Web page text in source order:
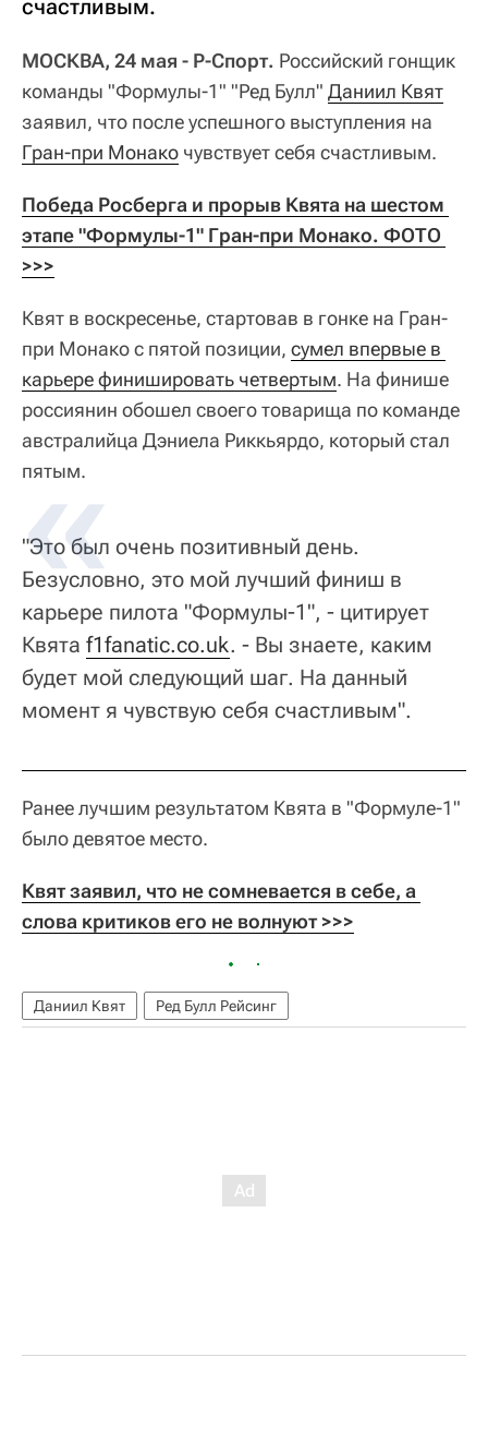
счастливым.
МОСКВА, 24 мая - Р-Спорт. Российский гонщик
команды "Формулы-1" "Ред Булл" Даниил Квят
заявил, что после успешного выступления на
Гран-при Монако чувствует себя счастливым.
Победа Росберга и прорыв Квята на шестом
этапе "Формулы-1" Гран-при Монако. ФОТО
>>>
Квят в воскресенье, стартовав в гонке на Гран-
при Монако с пятой позиции, сумел впервые в
карьере финишировать четвертым. На финише
россиянин обошел своего товарища по команде
австралийца Дэниела Риккьярдо, который стал
пятым.
"Это был очень позитивный день.
Безусловно, это мой лучший финиш в
карьере пилота "Формулы-1", - цитирует
Квята f1fanatic.co.uk. - Вы знаете, каким
будет мой следующий шаг. На данный
момент я чувствую себя счастливым".
Ранее лучшим результатом Квята в "Формуле-1"
было девятое место.
Квят заявил, что не сомневается в себе, а
слова критиков его не волнуют >>>
Даниил Квят Ред Булл Рейсинг